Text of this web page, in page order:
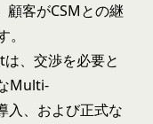
客がCSMとの継
、交渉を必要と
Multi-
、および正式な